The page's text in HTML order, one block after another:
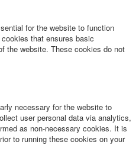
for the website to function
that ensures basic
the website. These cookies do not
necessary for the website to
user personal data via analytics,
as non-necessary cookies. It is
to running these cookies on your